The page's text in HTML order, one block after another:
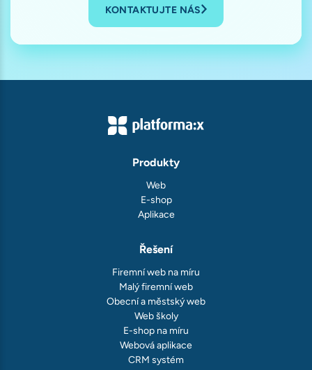
KONTAKTUJTE NÁS
Produkty
Web
E-shop
Aplikace
Řešení
Firemní web na míru
Malý firemní web
Obecní a městský web
Web školy
E-shop na míru
Webová aplikace
CRM systém